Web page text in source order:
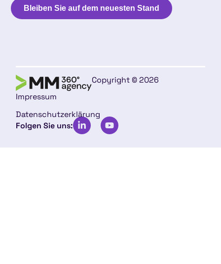
Bleiben Sie auf dem neuesten Stand
Copyright © 2026
Impressum
Datenschutzerklärung
Folgen Sie uns: